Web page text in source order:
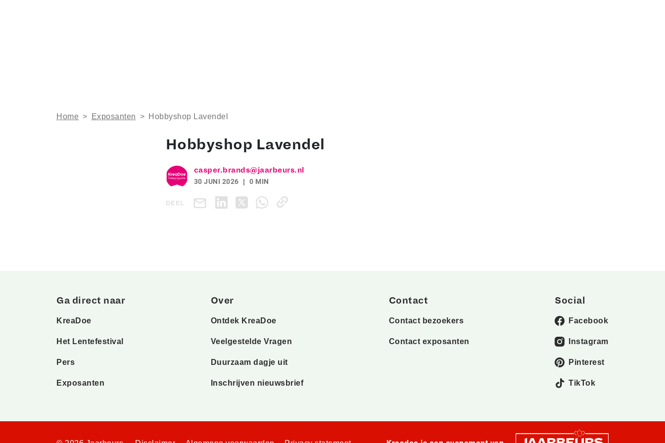
Home > Exposanten > Hobbyshop Lavendel
Hobbyshop Lavendel
casper.brands@jaarbeurs.nl
30 JUNI 2026
0 MIN
DEEL
Ga direct naar
KreaDoe
Het Lentefestival
Pers
Exposanten
Over
Ontdek KreaDoe
Veelgestelde Vragen
Duurzaam dagje uit
Inschrijven nieuwsbrief
Contact
Contact bezoekers
Contact exposanten
Social
Facebook
Instagram
Pinterest
TikTok